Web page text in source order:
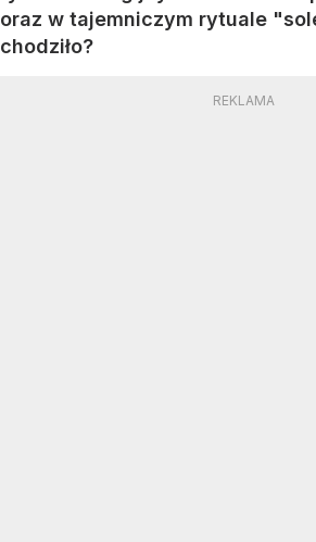
oraz w tajemniczym rytuale
chodziło?